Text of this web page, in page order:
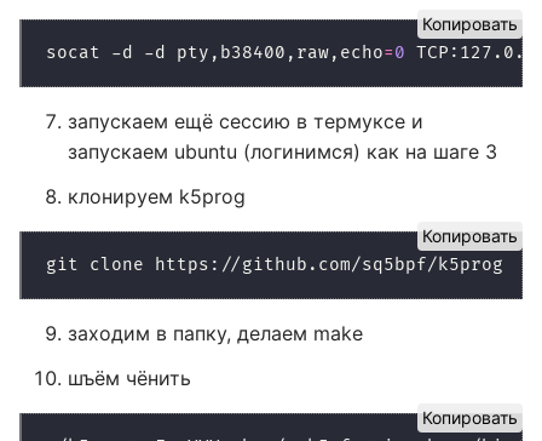
socat -d -d pty,b38400,raw,echo=0
Копировать
запускаем ещё сессию в термуксе и
запускаем ubuntu (логинимся) как на шаге 3
клонируем k5prog
Копировать
заходим в папку, делаем make
шъём чёнить
Копировать